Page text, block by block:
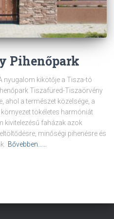
Pihenőpark
nyugalom kikötője a Tisza-tó
Tiszafüred-Tiszaörvény
ahol a természet közelsége, a
tökéletes harmóniát
kivitelezésű faházak azok
minőségi pihenésre és
Bővebben……